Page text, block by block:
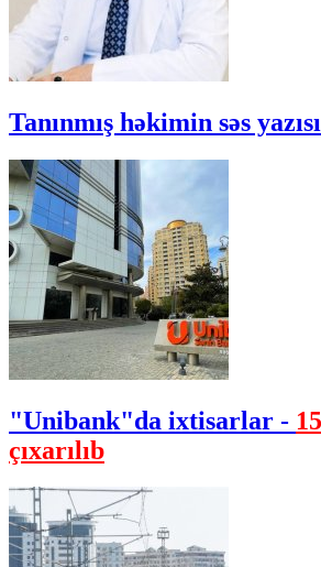
Tanınmış həkimin səs
"Unibank"da ixtisarlar -
çıxarılıb